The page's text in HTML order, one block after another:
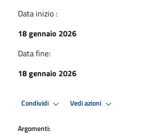
Data inizio :
18 gennaio 2026
Data fine:
18 gennaio 2026
Condividi Vedi azioni
Argomenti: